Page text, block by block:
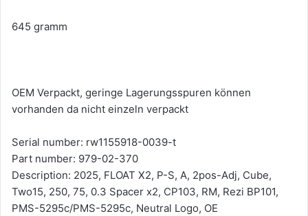
645 gramm
OEM Verpackt, geringe Lagerungsspuren können
vorhanden da nicht einzeln verpackt
Serial number: rw1155918-0039-t
Part number: 979-02-370
Description: 2025, FLOAT X2, P-S, A, 2pos-Adj, Cube,
Two15, 250, 75, 0.3 Spacer x2, CP103, RM, Rezi BP101,
PMS-5295c/PMS-5295c, Neutral Logo, OE